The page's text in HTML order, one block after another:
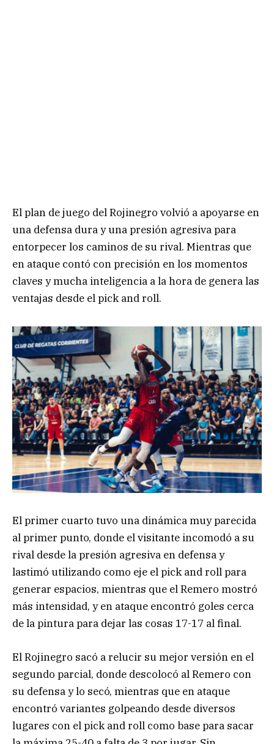
El plan de juego del Rojinegro volvió a apoyarse en
una defensa dura y una presión agresiva para
entorpecer los caminos de su rival. Mientras que
en ataque contó con precisión en los momentos
claves y mucha inteligencia a la hora de genera las
ventajas desde el pick and roll.
El primer cuarto tuvo una dinámica muy parecida
al primer punto, donde el visitante incomodó a su
rival desde la presión agresiva en defensa y
lastimó utilizando como eje el pick and roll para
generar espacios, mientras que el Remero mostró
más intensidad, y en ataque encontró goles cerca
de la pintura para dejar las cosas 17-17 al final.
El Rojinegro sacó a relucir su mejor versión en el
segundo parcial, donde descolocó al Remero con
su defensa y lo secó, mientras que en ataque
encontró variantes golpeando desde diversos
lugares con el pick and roll como base para sacar